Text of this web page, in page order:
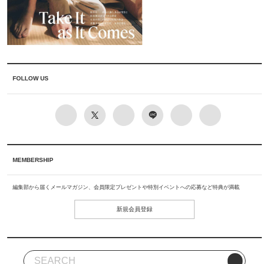
FOLLOW US
MEMBERSHIP
編集部から届くメールマガジン、会員限定プレゼントや特別イベントへの応募など特典が満載
新規会員登録